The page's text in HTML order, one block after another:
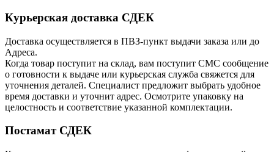
Курьерская доставка СДЕК
Доставка осуществляется в ПВЗ-пункт выдачи заказа или до
Адреса.
Когда товар поступит на склад, вам поступит СМС сообщение
о готовности к выдаче или курьерская служба свяжется для
уточнения деталей. Специалист предложит выбрать удобное
время доставки и уточнит адрес. Осмотрите упаковку на
целостность и соответствие указанной комплектации.
Постамат СДЕК